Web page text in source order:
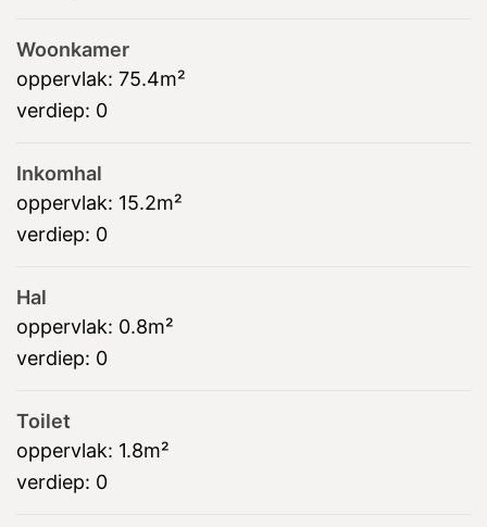
Woonkamer
oppervlak: 75.4m²
verdiep: 0
Inkomhal
oppervlak: 15.2m²
verdiep: 0
Hal
oppervlak: 0.8m²
verdiep: 0
Toilet
oppervlak: 1.8m²
verdiep: 0